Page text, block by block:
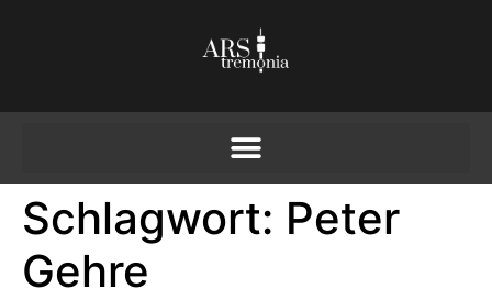
Schlagwort: Peter
Gehre